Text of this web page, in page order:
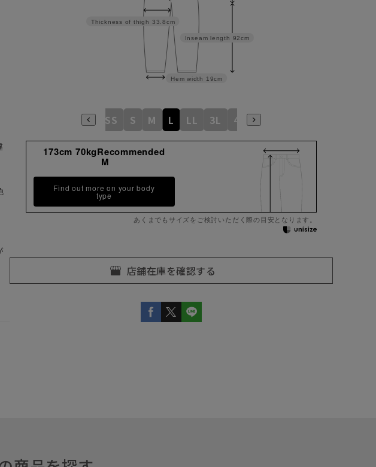
Inseam length 92cm
Hem width 19cm
Thickness of thigh 33.8cm
3S SS S M L LL 3L 4L
173cm 70kgRecommended
M
Find out more on your body
type
あくまでもサイズをご検討いただく際の目安となります。